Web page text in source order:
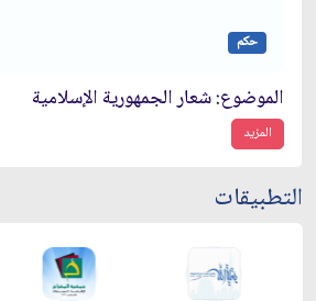
حكم
الموضوع: شعار الجمهورية الإسلامية
المزيد
التطبيقات